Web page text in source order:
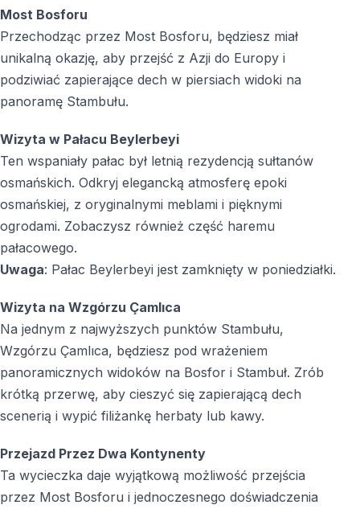
Czy wycieczka obejmuje transfer z hotelu?
Nie, wycieczka nie obejmuje odbioru ani dowozu do
hotelu.
Wycieczka trwa pół dnia i odbywa się po południu.
Czy zakupy są obowiązkowe?
Nie, przystanek zakupowy jest całkowicie opcjonalny.
W jakie dni Pałac Beylerbeyi jest zamknięty?
Pałac jest zamknięty w poniedziałki i w tym dniu
wycieczka nie jest organizowana.
Czy podczas wycieczki przejeżdża się między
kontynentami?
Tak, przejazd przez Most Bosforski umożliwia przejście
Czy wycieczka jest odpowiednia dla
wszystkich grup wiekowych?
Most Bosforu
Przechodząc przez Most Bosforu, będziesz miał
unikalną okazję, aby przejść z Azji do Europy i
podziwiać zapierające dech w piersiach widoki na
panoramę Stambułu.
Wizyta w Pałacu Beylerbeyi
Ten wspaniały pałac był letnią rezydencją sułtanów
osmańskich. Odkryj elegancką atmosferę epoki
osmańskiej, z oryginalnymi meblami i pięknymi
ogrodami. Zobaczysz również część haremu
pałacowego.
Uwaga: Pałac Beylerbeyi jest zamknięty w poniedziałki.
Wizyta na Wzgórzu Çamlıca
Na jednym z najwyższych punktów Stambułu,
Wzgórzu Çamlıca, będziesz pod wrażeniem
panoramicznych widoków na Bosfor i Stambuł. Zrób
krótką przerwę, aby cieszyć się zapierającą dech
scenerią i wypić filiżankę herbaty lub kawy.
Przejazd Przez Dwa Kontynenty
Ta wycieczka daje wyjątkową możliwość przejścia
przez Most Bosforu i jednoczesnego doświadczenia